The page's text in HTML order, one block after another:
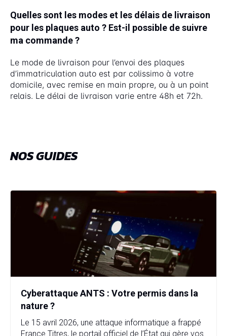
Quelles sont les modes et les délais de livraison
pour les plaques auto ? Est-il possible de suivre
ma commande ?
Le mode de livraison pour l’envoi des plaques
d’immatriculation auto est par colissimo à votre
domicile, avec remise en main propre, ou à un point
relais. Le délai de livraison varie entre 48h et 72h.
NOS GUIDES
Cyberattaque ANTS : Votre permis dans la
nature ?
Le 15 avril 2026, une attaque informatique a frappé
France Titres, le portail officiel de l’État qui gère vos